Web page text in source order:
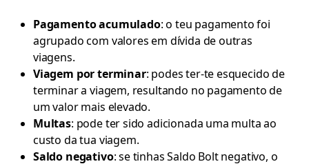
Pagamento acumulado: o teu pagamento foi
agrupado com valores em dívida de outras
viagens.
Viagem por terminar: podes ter-te esquecido de
terminar a viagem, resultando no pagamento de
um valor mais elevado.
Multas: pode ter sido adicionada uma multa ao
custo da tua viagem.
Saldo negativo: se tinhas Saldo Bolt negativo, o